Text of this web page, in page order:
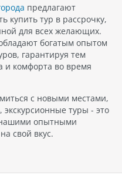
предлагают
купить тур в рассрочку,
для всех желающих.
богатым опытом
гарантируя тем
и комфорта во время
с новыми местами,
экскурсионные туры - это
нашими опытными
свой вкус.